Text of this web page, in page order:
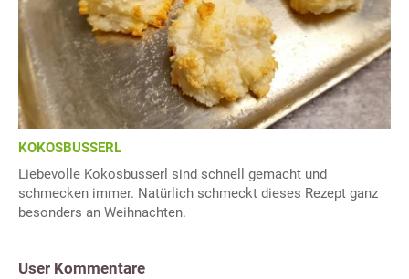
KOKOSBUSSERL
Liebevolle Kokosbusserl sind schnell gemacht und
schmecken immer. Natürlich schmeckt dieses Rezept ganz
besonders an Weihnachten.
User Kommentare